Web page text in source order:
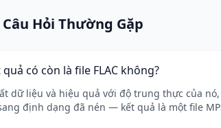
Câu Hỏi Thường Gặp
quả có còn là file FLAC không?
dữ liệu và hiệu quả với độ trung thực của
định dạng đã nén — kết quả là một file